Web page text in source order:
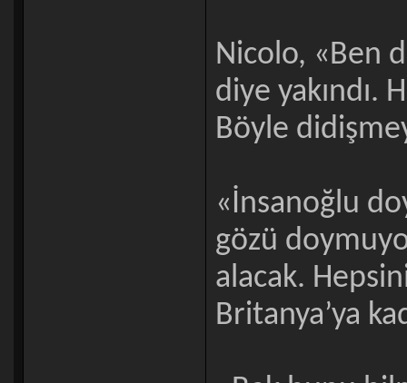
Nicolo, «Ben
diye yakındı.
Böyle
«İnsanoğlu
gözü
alacak.
Britanya’ya